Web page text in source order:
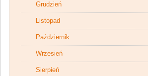
Grudzień
Listopad
Październik
Wrzesień
Sierpień